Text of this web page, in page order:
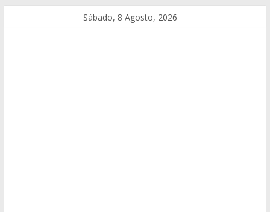
Sábado, 8 Agosto, 2026